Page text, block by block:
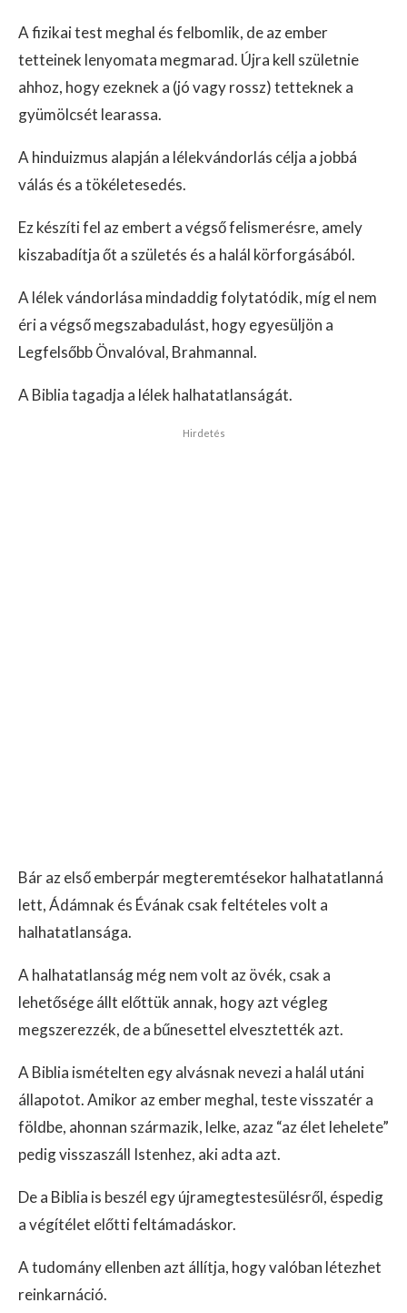
A fizikai test meghal és felbomlik, de az ember
tetteinek lenyomata megmarad. Újra kell születnie
ahhoz, hogy ezeknek a (jó vagy rossz) tetteknek a
gyümölcsét learassa.
A hinduizmus alapján a lélekvándorlás célja a jobbá
válás és a tökéletesedés.
Ez készíti fel az embert a végső felismerésre, amely
kiszabadítja őt a születés és a halál körforgásából.
A lélek vándorlása mindaddig folytatódik, míg el nem
éri a végső megszabadulást, hogy egyesüljön a
Legfelsőbb Önvalóval, Brahmannal.
A Biblia tagadja a lélek halhatatlanságát.
Hirdetés
Bár az első emberpár megteremtésekor halhatatlanná
lett, Ádámnak és Évának csak feltételes volt a
halhatatlansága.
A halhatatlanság még nem volt az övék, csak a
lehetősége állt előttük annak, hogy azt végleg
megszerezzék, de a bűnesettel elvesztették azt.
A Biblia ismételten egy alvásnak nevezi a halál utáni
állapotot. Amikor az ember meghal, teste visszatér a
földbe, ahonnan származik, lelke, azaz “az élet lehelete”
pedig visszaszáll Istenhez, aki adta azt.
De a Biblia is beszél egy újramegtestesülésről, éspedig
a végítélet előtti feltámadáskor.
A tudomány ellenben azt állítja, hogy valóban létezhet
reinkarnáció.